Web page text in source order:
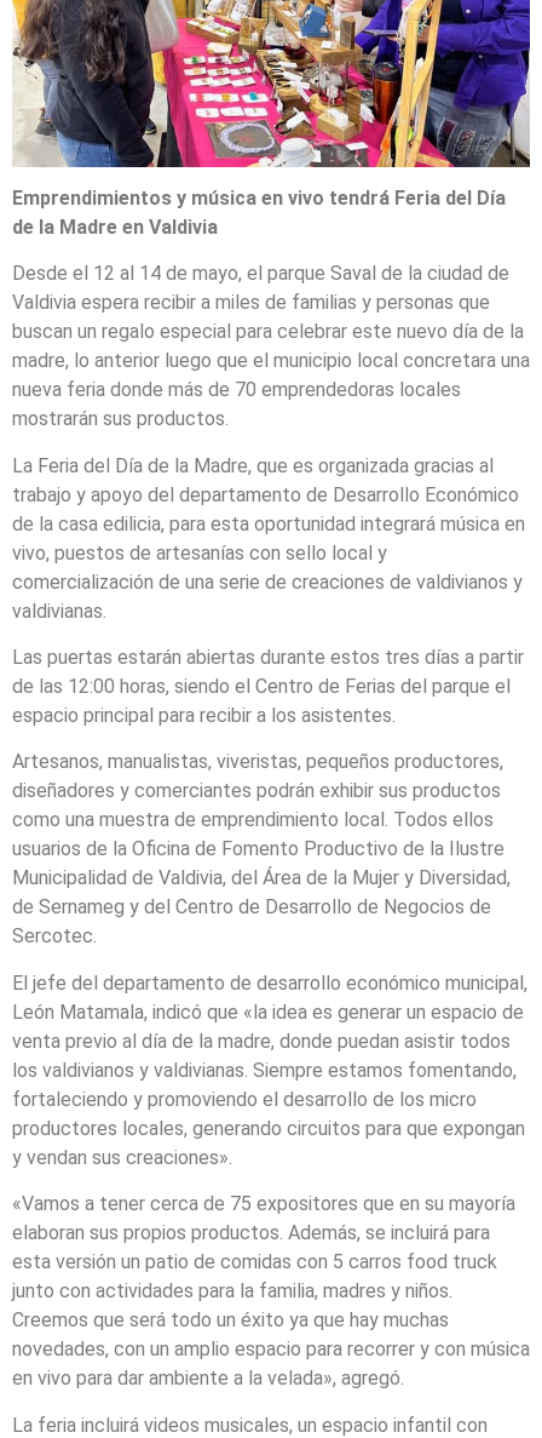
Emprendimientos y música en vivo tendrá Feria del Día
de la Madre en Valdivia
Desde el 12 al 14 de mayo, el parque Saval de la ciudad de
Valdivia espera recibir a miles de familias y personas que
buscan un regalo especial para celebrar este nuevo día de la
madre, lo anterior luego que el municipio local concretara una
nueva feria donde más de 70 emprendedoras locales
mostrarán sus productos.
La Feria del Día de la Madre, que es organizada gracias al
trabajo y apoyo del departamento de Desarrollo Económico
de la casa edilicia, para esta oportunidad integrará música en
vivo, puestos de artesanías con sello local y
comercialización de una serie de creaciones de valdivianos y
valdivianas.
Las puertas estarán abiertas durante estos tres días a partir
de las 12:00 horas, siendo el Centro de Ferias del parque el
espacio principal para recibir a los asistentes.
Artesanos, manualistas, viveristas, pequeños productores,
diseñadores y comerciantes podrán exhibir sus productos
como una muestra de emprendimiento local. Todos ellos
usuarios de la Oficina de Fomento Productivo de la Ilustre
Municipalidad de Valdivia, del Área de la Mujer y Diversidad,
de Sernameg y del Centro de Desarrollo de Negocios de
Sercotec.
El jefe del departamento de desarrollo económico municipal,
León Matamala, indicó que «la idea es generar un espacio de
venta previo al día de la madre, donde puedan asistir todos
los valdivianos y valdivianas. Siempre estamos fomentando,
fortaleciendo y promoviendo el desarrollo de los micro
productores locales, generando circuitos para que expongan
y vendan sus creaciones».
«Vamos a tener cerca de 75 expositores que en su mayoría
elaboran sus propios productos. Además, se incluirá para
esta versión un patio de comidas con 5 carros food truck
junto con actividades para la familia, madres y niños.
Creemos que será todo un éxito ya que hay muchas
novedades, con un amplio espacio para recorrer y con música
en vivo para dar ambiente a la velada», agregó.
La feria incluirá videos musicales, un espacio infantil con